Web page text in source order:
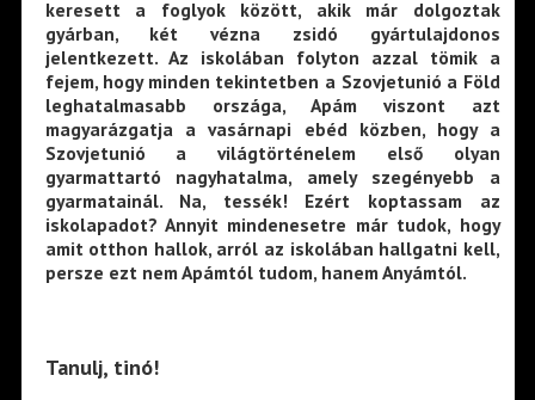
keresett a foglyok között, akik már dolgoztak
gyárban, két vézna zsidó gyártulajdonos
jelentkezett. Az iskolában folyton azzal tömik a
fejem, hogy minden tekintetben a Szovjetunió a Föld
leghatalmasabb országa, Apám viszont azt
magyarázgatja a vasárnapi ebéd közben, hogy a
Szovjetunió a világtörténelem első olyan
gyarmattartó nagyhatalma, amely szegényebb a
gyarmatainál. Na, tessék! Ezért koptassam az
iskolapadot? Annyit mindenesetre már tudok, hogy
amit otthon hallok, arról az iskolában hallgatni kell,
persze ezt nem Apámtól tudom, hanem Anyámtól.
Tanulj, tinó!